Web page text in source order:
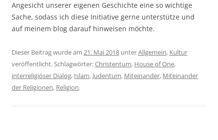
Angesicht unserer eigenen Geschichte eine so wichtige
Sache, sodass ich diese Initiative gerne unterstütze und
auf meinem blog darauf hinweisen möchte.
Dieser Beitrag wurde am 21. Mai 2018 unterAllgemein, Kultur
veröffentlicht. Schlagwörter:Christentum, House of One,
interreligiöser Dialog, Islam, Judentum, Miteinander, Miteinander
der Religionen, Religion.